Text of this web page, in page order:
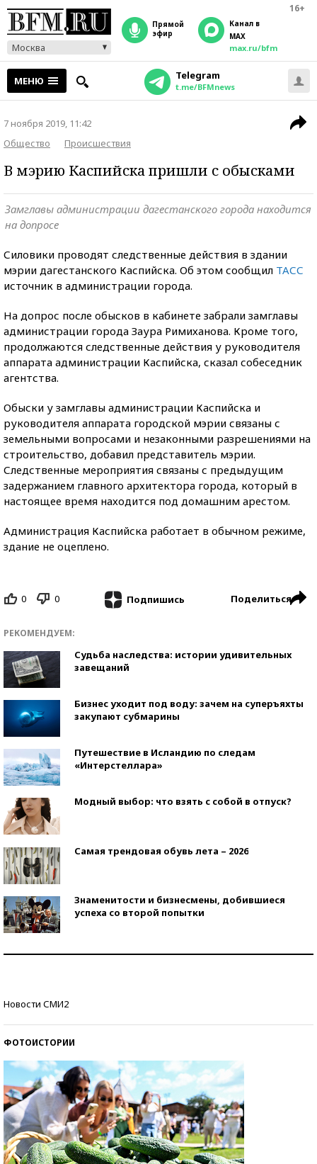
16+
Москва
прямой
эфир
Канал в
MAX
max.ru/bfm
МЕНЮ Telegram
t.me/BFMnews
7 ноября 2019, 11:42
Общество
Происшествия
В мэрию Каспийска пришли с обысками
Замглавы администрации дагестанского города находится
на допросе
Силовики проводят следственные действия в здании
мэрии дагестанского Каспийска. Об этом сообщил ТАСС
источник в администрации города.
На допрос после обысков в кабинете забрали замглавы
администрации города Заура Римиханова. Кроме того,
продолжаются следственные действия у руководителя
аппарата администрации Каспийска, сказал собеседник
агентства.
Обыски у замглавы администрации Каспийска и
руководителя аппарата городской мэрии связаны с
земельными вопросами и незаконными разрешениями на
строительство, добавил представитель мэрии.
Следственные мероприятия связаны с предыдущим
задержанием главного архитектора города, который в
настоящее время находится под домашним арестом.
Администрация Каспийска работает в обычном режиме,
здание не оцеплено.
0 0 Подпишись Поделиться
РЕКОМЕНДУЕМ:
Судьба наследства: истории удивительных
завещаний
Бизнес уходит под воду: зачем на суперъяхты
закупают субмарины
Путешествие в Исландию по следам
«Интерстеллара»
Модный выбор: что взять с собой в отпуск?
Самая трендовая обувь лета – 2026
Знаменитости и бизнесмены, добившиеся
успеха со второй попытки
Новости СМИ2
ФОТОИСТОРИИ